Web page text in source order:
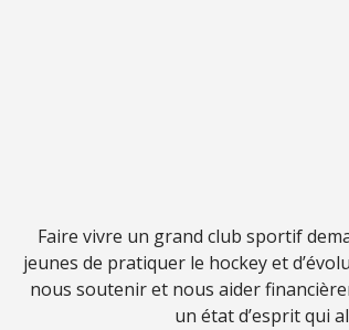
Faire vivre un grand club sportif
jeunes de pratiquer le hockey et
nous soutenir et nous aider
un état d’esprit qui